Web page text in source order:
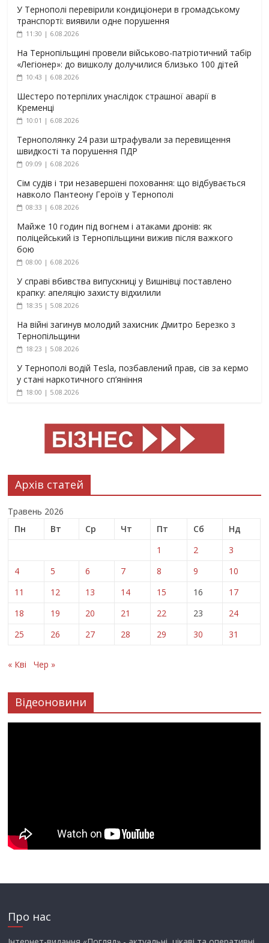
У Тернополі перевірили кондиціонери в громадському
транспорті: виявили одне порушення
11:30 | 6.08.2026
На Тернопільщині провели військово-патріотичний табір
«Легіонер»: до вишколу долучилися близько 100 дітей
10:43 | 6.08.2026
Шестеро потерпілих унаслідок страшної аварії в
Кременці
10:01 | 6.08.2026
Тернополянку 24 рази штрафували за перевищення
швидкості та порушення ПДР
09:09 | 6.08.2026
Сім судів і три незавершені поховання: що відбувається
навколо Пантеону Героїв у Тернополі
08:33 | 6.08.2026
Майже 10 годин під вогнем і атаками дронів: як
поліцейський із Тернопільщини вижив після важкого
бою
08:00 | 6.08.2026
У справі вбивства випускниці у Вишнівці поставлено
крапку: апеляцію захисту відхилили
18:35 | 5.08.2026
На війні загинув молодий захисник Дмитро Березко з
Тернопільщини
18:23 | 5.08.2026
У Тернополі водій Tesla, позбавлений прав, сів за кермо
у стані наркотичного сп’яніння
18:00 | 5.08.2026
Архів статей
Травень 2026
Пн
Вт Ср Чт Пт Сб
Нд
1
2
3
4
5 6 7 8 9
10
11
12 13 14 15 16
17
18
19 20 21 22 23
24
25
26 27 28 29 30 31
« Кві Чер »
Відеоновини
Про нас